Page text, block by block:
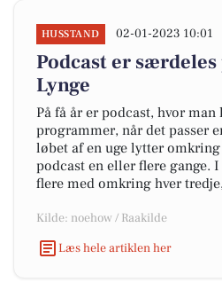
HUSSTAND 02-01-2023 10:01
Podcast er
Lynge
På få år er podcast, hvor
programmer, når det passer
løbet af en uge lytter
podcast en eller flere gange.
flere med omkring hver
Kilde: noehow / Raakilde
Læs hele artiklen her